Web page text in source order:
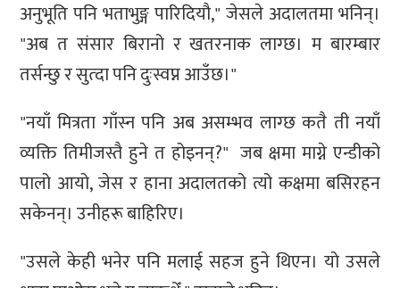
अनुभूति पनि भताभुङ्ग पारिदियौ," जेसले अदालतमा भनिन्।
"अब त संसार बिरानो र खतरनाक लाग्छ। म बारम्बार
तर्सन्छु र सुत्दा पनि दुःस्वप्न आउँछ।"
"नयाँ मित्रता गाँस्न पनि अब असम्भव लाग्छ कतै ती नयाँ
व्यक्ति तिमीजस्तै हुने त होइनन्?" जब क्षमा माग्ने एन्डीको
पालो आयो, जेस र हाना अदालतको त्यो कक्षमा बसिरहन
सकेनन्। उनीहरू बाहिरिए।
"उसले केही भनेर पनि मलाई सहज हुने थिएन। यो उसले